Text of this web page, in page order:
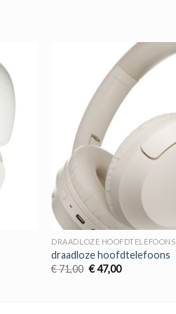
DRAADLOZE HOOFDTELEFOONS
draadloze hoofdtelefoons
€71,00 Oorspronkelijke
€47,00Huidige